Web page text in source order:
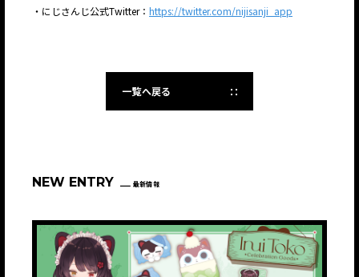
・にじさんじ公式Twitter： https://twitter.com/nijisanji_app
一覧へ戻る
NEW ENTRY 最新情報